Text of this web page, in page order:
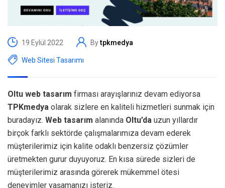
19 Eylül 2022 Bytpkmedya
Web Sitesi Tasarımı
Oltu web tasarım firması arayışlarınız devam ediyorsa
TPKmedya olarak sizlere en kaliteli hizmetleri sunmak için
buradayız. Web tasarım alanında Oltu’da uzun yıllardır
birçok farklı sektörde çalışmalarımıza devam ederek
müşterilerimiz için kalite odaklı benzersiz çözümler
üretmekten gurur duyuyoruz. En kısa sürede sizleri de
müşterilerimiz arasında görerek mükemmel ötesi
deneyimler yaşamanızı isteriz.